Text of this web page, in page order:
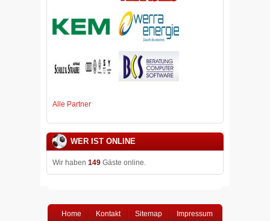
Alle Partner
WER IST ONLINE
Wir haben 149 Gäste online.
Home Kontakt Sitemap Impressum